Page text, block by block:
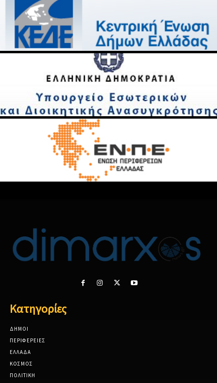
Κατηγορίες
ΔΗΜΟΙ
ΠΕΡΙΦΕΡΕΙΕΣ
ΕΛΛΑΔΑ
ΚΟΣΜΟΣ
ΠΟΛΙΤΙΚΗ